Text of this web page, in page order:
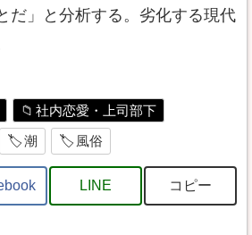
だ」と分析する。劣化する現代
社内恋愛・上司部下
潮 風俗
LINE コピー